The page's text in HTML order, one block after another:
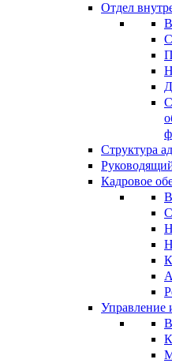
Отдел
Структура
Кадровое
Управление